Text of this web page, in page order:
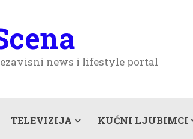
news i lifestyle portal
TELEVIZIJA KUĆNI LJUBIMCI